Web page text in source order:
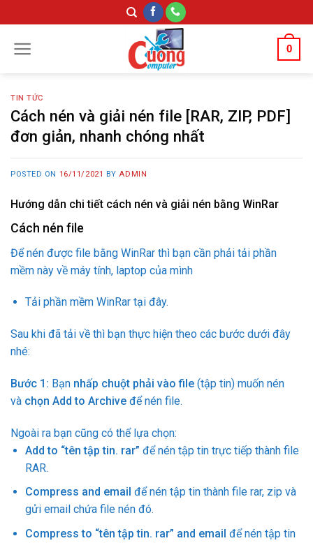
to
content
0
TIN TỨC
Cách nén và giải nén file [RAR, ZIP, PDF]
đơn giản, nhanh chóng nhất
POSTED ON 16/11/2021 BY ADMIN
Hướng dẫn chi tiết cách nén và giải nén bằng WinRar
Cách nén file
Để nén được file bằng WinRar thì bạn cần phải tải phần
mềm này về máy tính, laptop của mình
Tải phần mềm WinRar tại đây.
Sau khi đã tải về thì bạn thực hiện theo các bước dưới đây
nhé:
Bước 1: Bạn nhấp chuột phải vào file (tập tin) muốn nén
và chọn Add to Archive để nén file.
Ngoài ra bạn cũng có thể lựa chọn:
Add to “tên tập tin. rar” để nén tập tin trực tiếp thành file
RAR.
Compress and email để nén tập tin thành file rar, zip và
gửi email chứa file nén đó.
Compress to “tên tập tin. rar” and email để nén tập tin